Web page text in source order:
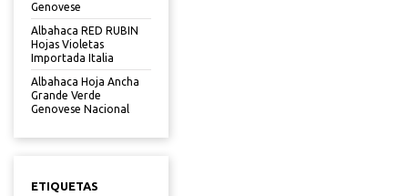
Genovese
Albahaca RED RUBIN
Hojas Violetas
Importada Italia
Albahaca Hoja Ancha
Grande Verde
Genovese Nacional
ETIQUETAS